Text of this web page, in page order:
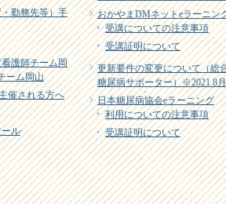
勤務先等）手
護師チーム岡
ーム岡山
催される方へ
ル
おかやまDMネットeラーニン
受講についての注意事項
受講証明について
更新要件の変更について（総
糖尿病サポーター）※2021.8
日本糖尿病協会eラーニング
利用についての注意事項
受講証明について